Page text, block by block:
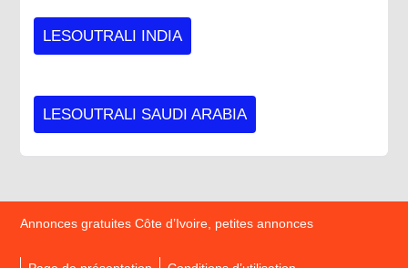
LESOUTRALI INDIA
LESOUTRALI SAUDI ARABIA
Annonces gratuites Côte d’Ivoire, petites annonces